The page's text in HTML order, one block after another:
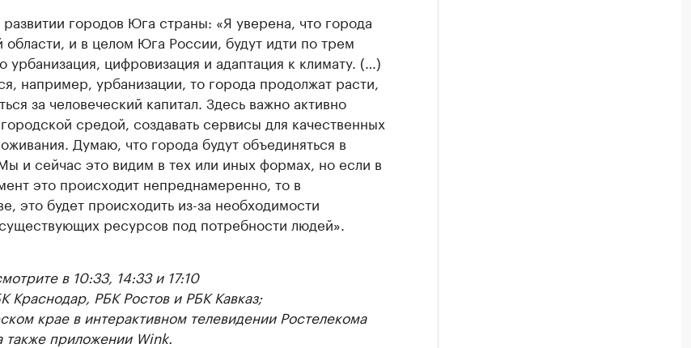
городов Юга страны: «Я уверена, что города
области, и в целом Юга России, будут идти по трем
урбанизация, цифровизация и адаптация к климату. (…)
например, урбанизации, то города продолжат расти,
за человеческий капитал. Здесь важно активно
средой, создавать сервисы для качественных
Думаю, что города будут объединяться в
и сейчас это видим в тех или иных формах, но если в
это происходит непреднамеренно, то в
это будет происходить из-за необходимости
ресурсов под потребности людей».
в 10:33, 14:33 и 17:10
Краснодар, РБК Ростов и РБК Кавказ;
крае в интерактивном телевидении Ростелекома
также приложении Wink.